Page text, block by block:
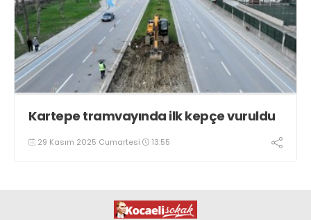
Kartepe tramvayında ilk kepçe vuruldu
29 Kasım 2025 Cumartesi 13:55